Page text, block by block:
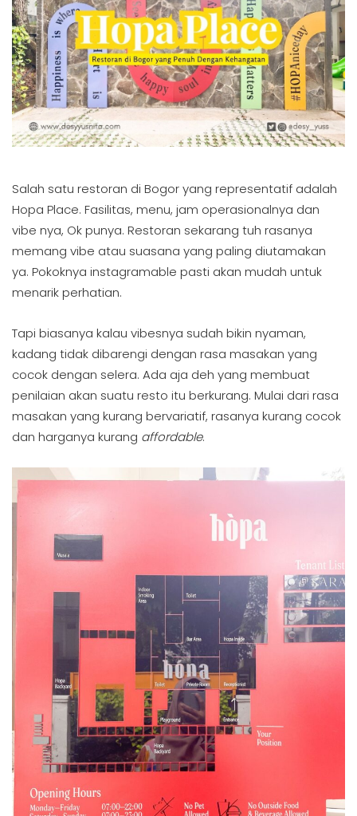
Salah satu restoran di Bogor yang representatif adalah
Hopa Place. Fasilitas, menu, jam operasionalnya dan
vibe nya, Ok punya. Restoran sekarang tuh rasanya
memang vibe atau suasana yang paling diutamakan
ya. Pokoknya instagramable pasti akan mudah untuk
menarik perhatian.
Tapi biasanya kalau vibesnya sudah bikin nyaman,
kadang tidak dibarengi dengan rasa masakan yang
cocok dengan selera. Ada aja deh yang membuat
penilaian akan suatu resto itu berkurang. Mulai dari rasa
masakan yang kurang bervariatif, rasanya kurang cocok
dan harganya kurang affordable.